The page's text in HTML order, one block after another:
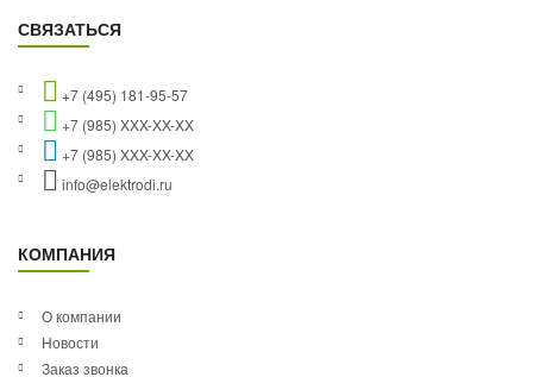
СВЯЗАТЬСЯ
+7 (495) 181-95-57
+7 (985) XXX-XX-XX
+7 (985) XXX-XX-XX
info@elektrodi.ru
КОМПАНИЯ
О компании
Новости
Заказ звонка